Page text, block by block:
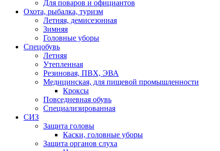
Для поваров и официантов
Охота, рыбалка, туризм
Летняя, демисезонная
Зимняя
Головные уборы
Спецобувь
Летняя
Утепленная
Резиновая, ПВХ, ЭВА
Медицинская, для пищевой промышленности
Кроксы
Повседневная обувь
Специализированная
СИЗ
Защита головы
Каски, головные уборы
Защита органов слуха